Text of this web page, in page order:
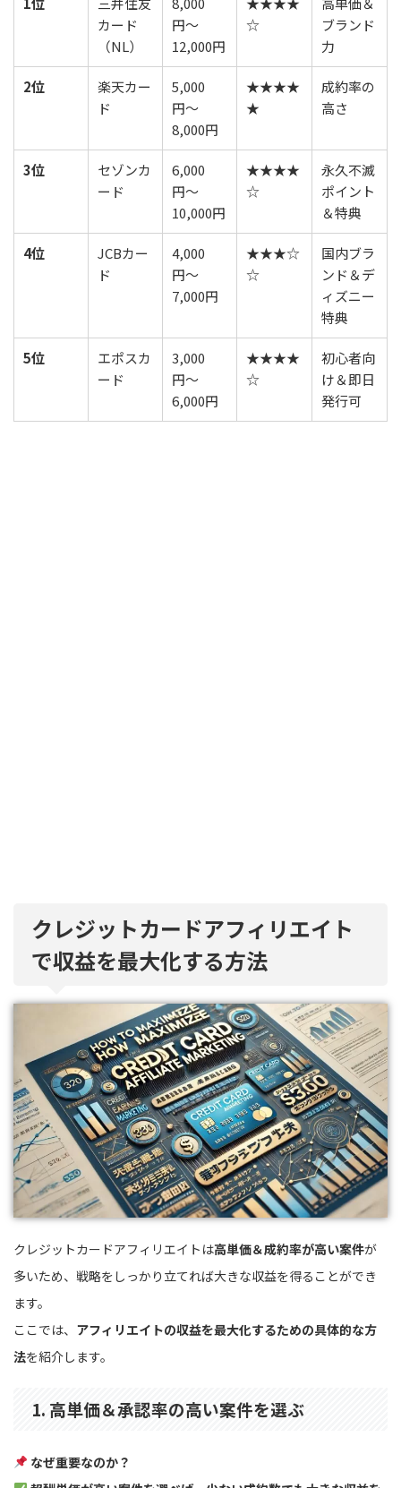
カード
（NL）
円〜
12,000円
☆
ブランド
力
2位
楽天カー
ド
5,000
円〜
8,000円
★★★★
★
成約率の
高さ
3位
セゾンカ
ード
6,000
円〜
10,000円
★★★★
☆
永久不滅
ポイント
＆特典
4位
JCBカー
ド
4,000
円〜
7,000円
★★★☆
☆
国内ブラ
ンド＆デ
ィズニー
特典
5位
エポスカ
ード
3,000
円〜
6,000円
★★★★
☆
初心者向
け＆即日
発行可
クレジットカードアフィリエイト
で収益を最大化する方法
クレジットカードアフィリエイトは高単価＆成約率が高い案件が
多いため、戦略をしっかり立てれば大きな収益を得ることができ
ます。
ここでは、 アフィリエイトの収益を最大化するための具体的な方
法を紹介します。
1. 高単価＆承認率の高い案件を選ぶ
なぜ重要なのか？